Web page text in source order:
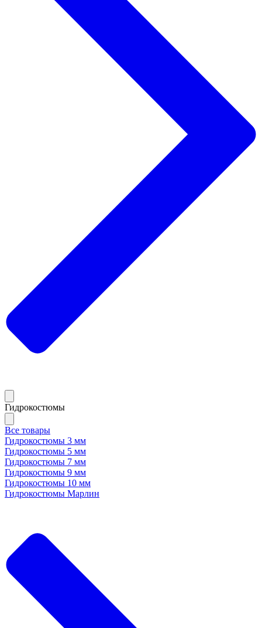
Гидрокостюмы
Все товары
Гидрокостюмы 3 мм
Гидрокостюмы 5 мм
Гидрокостюмы 7 мм
Гидрокостюмы 9 мм
Гидрокостюмы 10 мм
Гидрокостюмы Марлин